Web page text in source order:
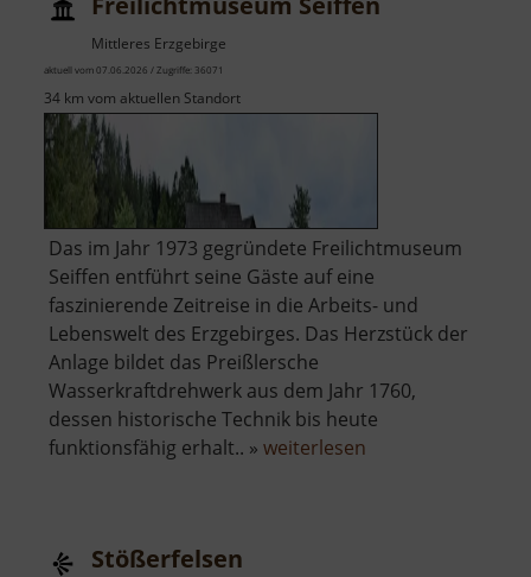
Mittleres Erzgebirge
aktuell vom 07.06.2026 / Zugriffe: 36071
34 km vom aktuellen Standort
Das im Jahr 1973 gegründete Freilichtmuseum
Seiffen entführt seine Gäste auf eine
faszinierende Zeitreise in die Arbeits- und
Lebenswelt des Erzgebirges. Das Herzstück der
Anlage bildet das Preißlersche
Wasserkraftdrehwerk aus dem Jahr 1760,
dessen historische Technik bis heute
funktionsfähig erhalt.. » weiterlesen
Stößerfelsen